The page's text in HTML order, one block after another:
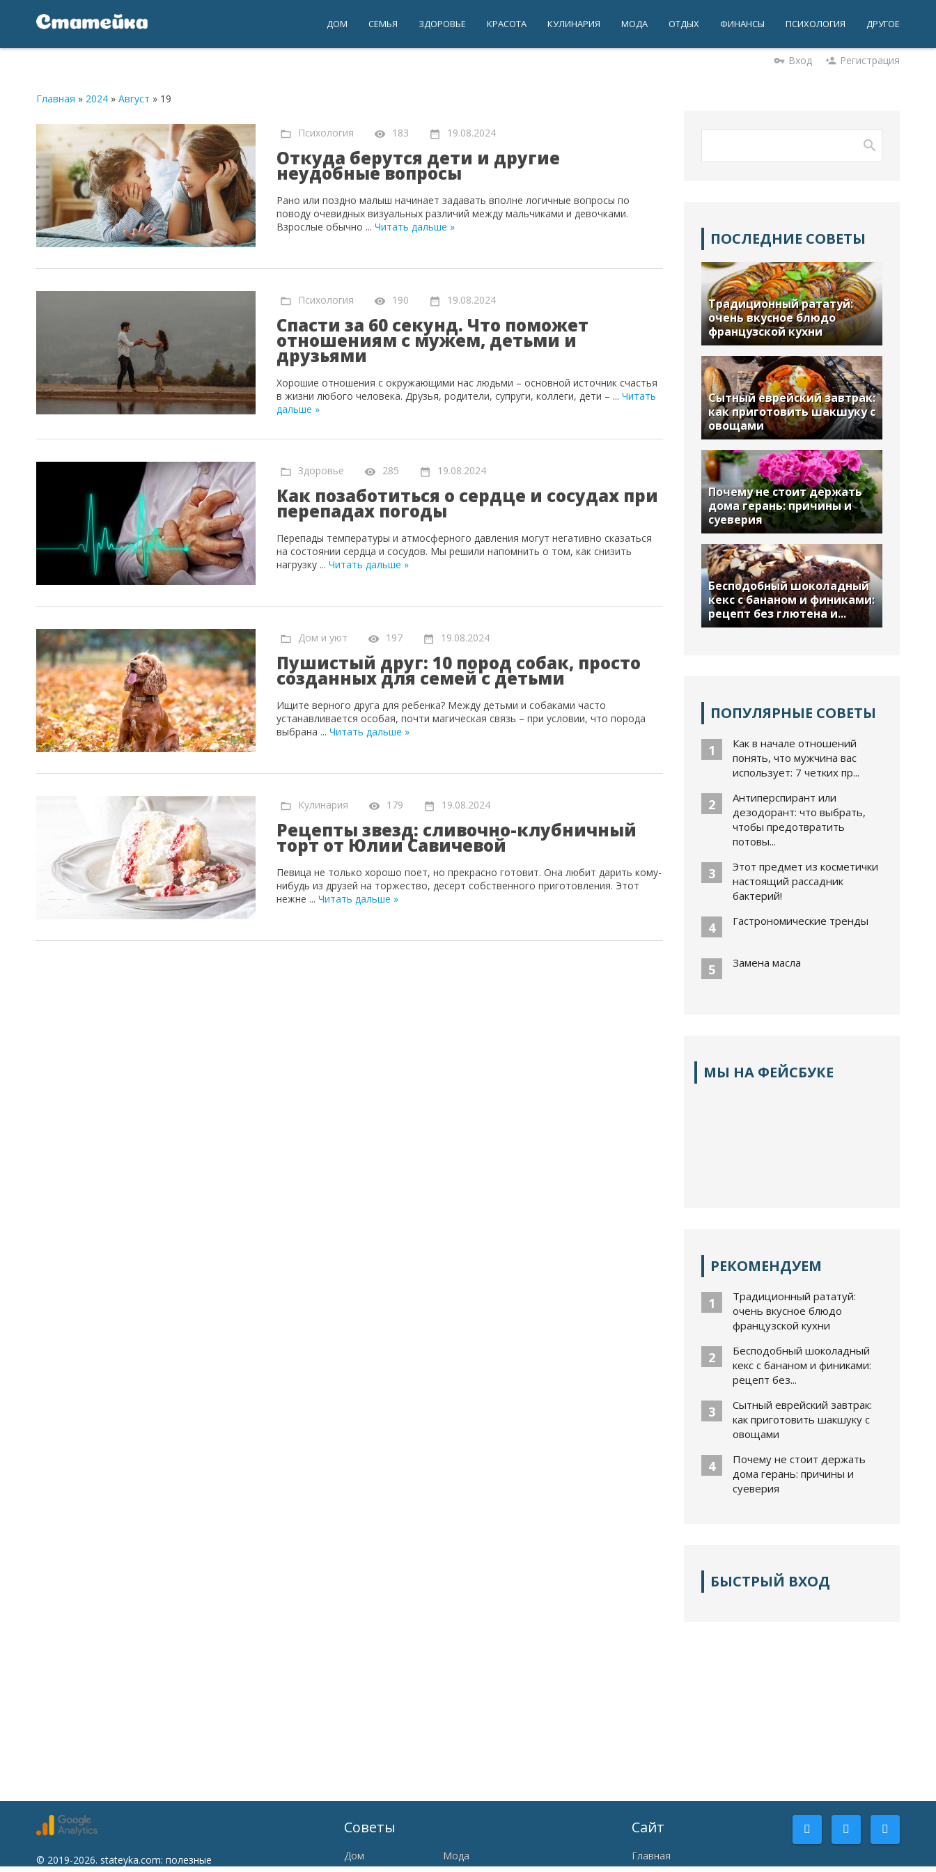
ДОМ СЕМЬЯ ЗДОРОВЬЕ КРАСОТА КУЛИНАРИЯ МОДА ОТДЫХ ФИНАНСЫ ПСИХОЛОГИЯ ДРУГОЕ
vpn_key Вход person_add Регистрация
Главная » 2024 » Август » 19
Психология 183 19.08.2024
Откуда берутся дети и другие
неудобные вопросы
Рано или поздно малыш начинает задавать вполне логичные вопросы по
поводу очевидных визуальных различий между мальчиками и девочками.
Взрослые обычно ... Читать дальше »
Психология 190 19.08.2024
Спасти за 60 секунд. Что поможет
отношениям с мужем, детьми и
друзьями
Хорошие отношения с окружающими нас людьми – основной источник счастья
в жизни любого человека. Друзья, родители, супруги, коллеги, дети – ... Читать
дальше »
Здоровье 285 19.08.2024
Как позаботиться о сердце и сосудах при
перепадах погоды
Перепады температуры и атмосферного давления могут негативно сказаться
на состоянии сердца и сосудов. Мы решили напомнить о том, как снизить
нагрузку ... Читать дальше »
Дом и уют 197 19.08.2024
Пушистый друг: 10 пород собак, просто
созданных для семей с детьми
Ищите верного друга для ребенка? Между детьми и собаками часто
устанавливается особая, почти магическая связь – при условии, что порода
выбрана ... Читать дальше »
Кулинария 179 19.08.2024
Рецепты звезд: сливочно-клубничный
торт от Юлии Савичевой
Певица не только хорошо поет, но прекрасно готовит. Она любит дарить кому-
нибудь из друзей на торжество, десерт собственного приготовления. Этот
нежне ... Читать дальше »
ПОСЛЕДНИЕ СОВЕТЫ
Традиционный рататуй:
очень вкусное блюдо
французской кухни
Сытный еврейский завтрак:
как приготовить шакшуку с
овощами
Почему не стоит держать
дома герань: причины и
суеверия
Бесподобный шоколадный
кекс с бананом и финиками:
рецепт без глютена и...
ПОПУЛЯРНЫЕ СОВЕТЫ
1
Как в начале отношений
понять, что мужчина вас
использует: 7 четких пр...
2
Антиперспирант или
дезодорант: что выбрать,
чтобы предотвратить
потовы...
3
Этот предмет из косметички
настоящий рассадник
бактерий!
4 Гастрономические тренды
5 Замена масла
МЫ НА ФЕЙСБУКЕ
РЕКОМЕНДУЕМ
1
Традиционный рататуй:
очень вкусное блюдо
французской кухни
2
Бесподобный шоколадный
кекс с бананом и финиками:
рецепт без...
3
Сытный еврейский завтрак:
как приготовить шакшуку с
овощами
4
Почему не стоит держать
дома герань: причины и
суеверия
БЫСТРЫЙ ВХОД
© 2019-2026. stateyka.com: полезные
Советы
Дом
Мода
Сайт
Главная